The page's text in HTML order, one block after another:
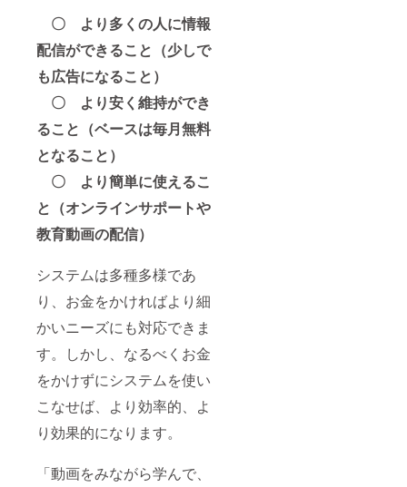
〇 より多くの人に情報
配信ができること（少しで
も広告になること）
〇 より安く維持ができ
ること（ベースは毎月無料
となること）
〇 より簡単に使えるこ
と（オンラインサポートや
教育動画の配信）
システムは多種多様であ
り、お金をかければより細
かいニーズにも対応できま
す。しかし、なるべくお金
をかけずにシステムを使い
こなせば、より効率的、よ
り効果的になります。
「動画をみながら学んで、